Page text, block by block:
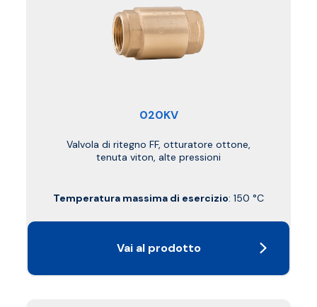
020KV
Valvola di ritegno FF, otturatore ottone,
tenuta viton, alte pressioni
Temperatura massima di esercizio: 150 °C
Vai al prodotto